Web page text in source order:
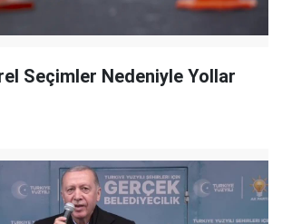
Seçimler Nedeniyle Yollar